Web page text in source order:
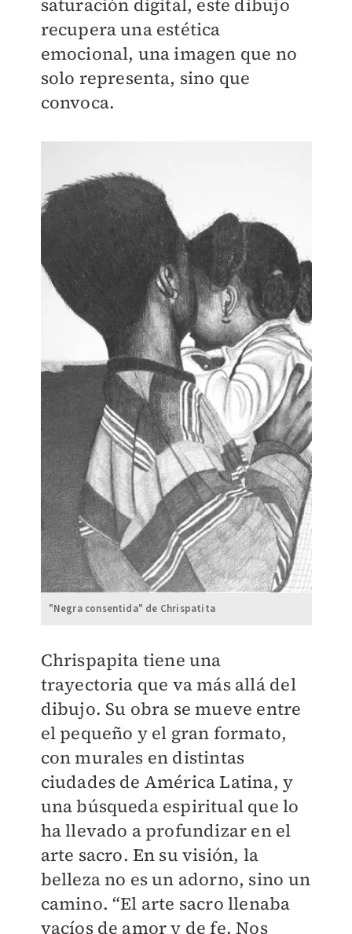
saturación digital, este dibujo
recupera una estética
emocional, una imagen que no
solo representa, sino que
convoca.
"Negra consentida" de Chrispatita
Chrispapita tiene una
trayectoria que va más allá del
dibujo. Su obra se mueve entre
el pequeño y el gran formato,
con murales en distintas
ciudades de América Latina, y
una búsqueda espiritual que lo
ha llevado a profundizar en el
arte sacro. En su visión, la
belleza no es un adorno, sino un
camino. “El arte sacro llenaba
vacíos de amor y de fe. Nos